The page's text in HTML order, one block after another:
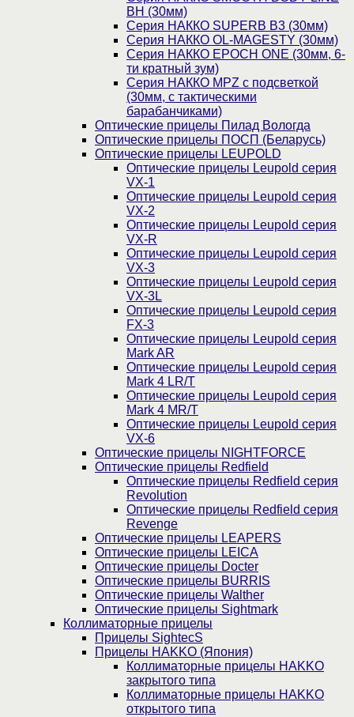
BH (30мм)
Серия НАККО SUPERB B3 (30мм)
Серия НАККО OL-MAGESTY (30мм)
Серия НАККО EPOCH ONE (30мм, 6-
ти кратный зум)
Серия НАККО MPZ с подсветкой
(30мм, c тактическими
барабанчиками)
Оптические прицелы Пилад Вологда
Оптические прицелы ПОСП (Беларусь)
Оптические прицелы LEUPOLD
Оптические прицелы Leupold серия
VX-1
Оптические прицелы Leupold серия
VX-2
Оптические прицелы Leupold серия
VX-R
Оптические прицелы Leupold серия
VX-3
Оптические прицелы Leupold серия
VX-3L
Оптические прицелы Leupold серия
FX-3
Оптические прицелы Leupold серия
Mark AR
Оптические прицелы Leupold серия
Mark 4 LR/T
Оптические прицелы Leupold серия
Mark 4 MR/T
Оптические прицелы Leupold серия
VX-6
Оптические прицелы NIGHTFORCE
Оптические прицелы Redfield
Оптические прицелы Redfield серия
Revolution
Оптические прицелы Redfield серия
Revenge
Оптические прицелы LEAPERS
Оптические прицелы LEICA
Оптические прицелы Docter
Оптические прицелы BURRIS
Оптические прицелы Walther
Оптические прицелы Sightmark
Коллиматорные прицелы
Прицелы SightecS
Прицелы HAKKO (Япония)
Коллиматорные прицелы HAKKO
закрытого типа
Коллиматорные прицелы HAKKO
открытого типа